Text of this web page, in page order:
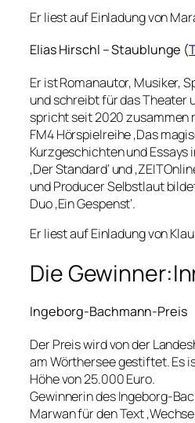
Er liest auf Einladung von
Elias Hirschl – Staublunge (
Er ist Romanautor, Musiker,
und schreibt für das Theater
spricht seit 2020 zusammen
FM4 Hörspielreihe ‚Das
Kurzgeschichten und Essays
‚Der Standard‘ und
und Producer Selbstlaut
Duo ‚Ein Gespenst‘.
Er liest auf Einladung von
Die
Ingeborg-Bachmann-Preis
Der Preis wird von der
am Wörthersee gestiftet. Es
Höhe von 25.000 Euro.
Gewinnerin des Ingeborg-
Marwan für den Text